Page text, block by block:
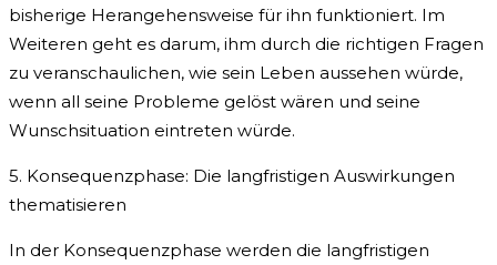
bisherige Herangehensweise für ihn funktioniert. Im
Weiteren geht es darum, ihm durch die richtigen Fragen
zu veranschaulichen, wie sein Leben aussehen würde,
wenn all seine Probleme gelöst wären und seine
Wunschsituation eintreten würde.
5. Konsequenzphase: Die langfristigen Auswirkungen
thematisieren
In der Konsequenzphase werden die langfristigen